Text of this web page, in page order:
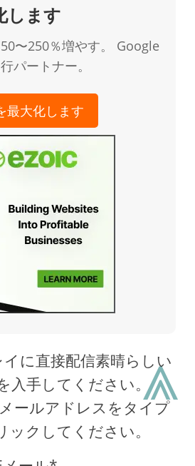
します
〜250％増やす。 Google
パートナー。
最大化します
に直接配信素晴らしい
入手してください。
ールアドレスをタイプ
ックしてください。
⩓